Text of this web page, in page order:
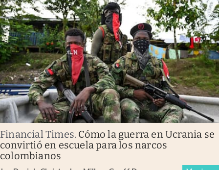
Financial Times. Cómo la guerra en Ucrania se
convirtió en escuela para los narcos
colombianos